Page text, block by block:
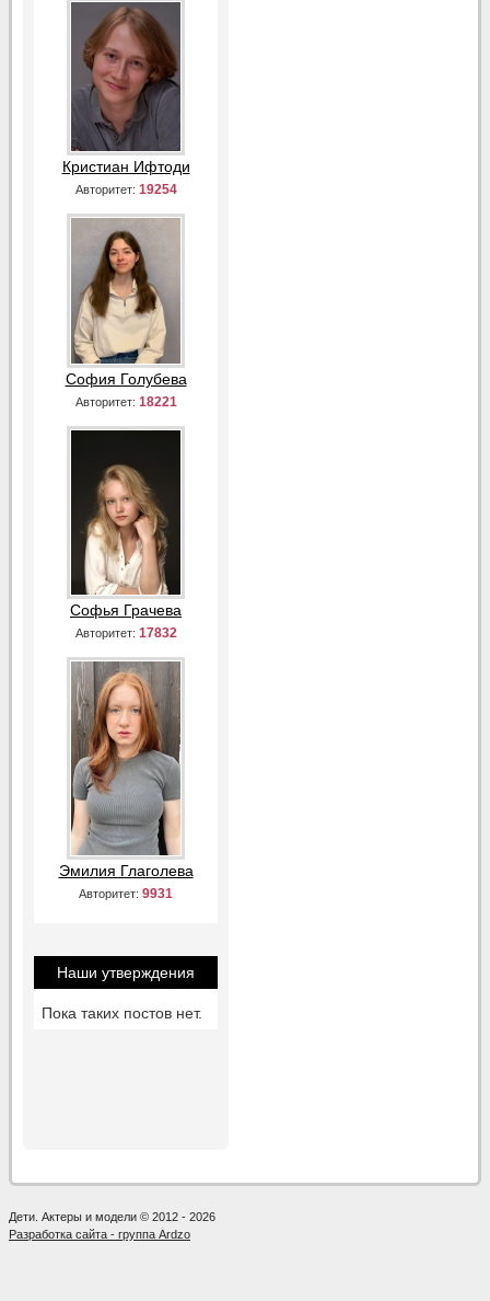
Кристиан Ифтоди
Авторитет: 19254
София Голубева
Авторитет: 18221
Софья Грачева
Авторитет: 17832
Эмилия Глаголева
Авторитет: 9931
Наши утверждения
Пока таких постов нет.
Дети. Актеры и модели © 2012 - 2026
Разработка сайта - группа Ardzo